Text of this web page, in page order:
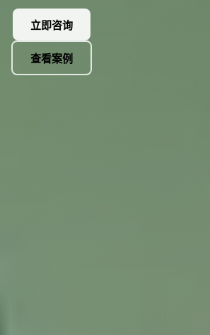
立即咨询
查看案例